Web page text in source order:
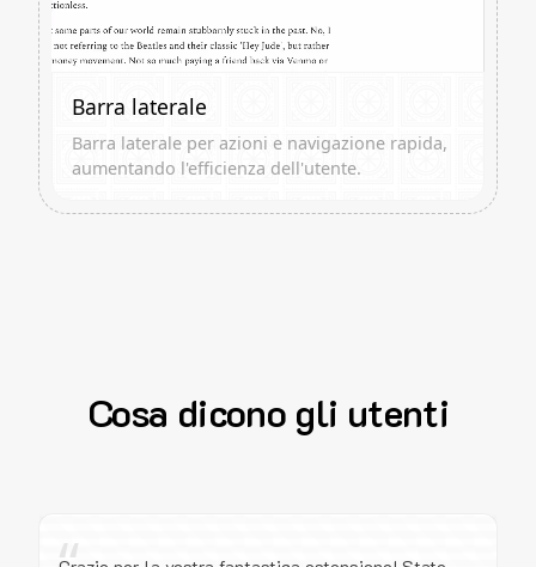
Barra laterale
Barra laterale per azioni e navigazione rapida,
aumentando l'efficienza dell'utente.
Cosa dicono gli utenti